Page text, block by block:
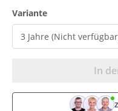
Varianteauswählen
In